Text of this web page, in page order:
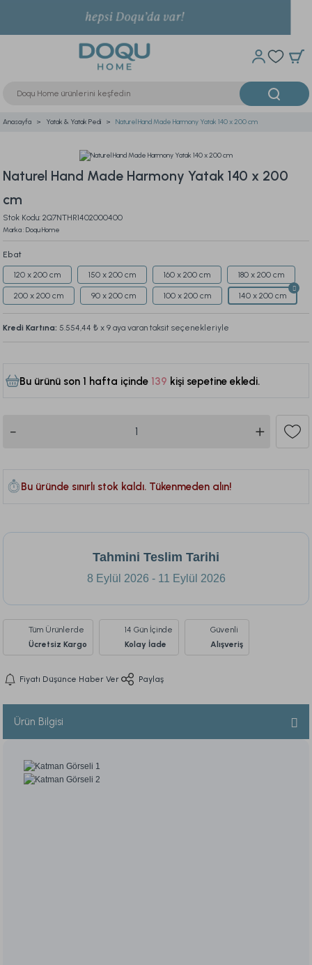
Anasayfa Yatak & Yatak Pedi Naturel Hand Made Harmony Yatak 140 x 200 cm
Naturel Hand Made Harmony Yatak 140 x 200
cm
Stok Kodu: 2Q7NTHR1402000400
Marka : Doqu Home
Ebat
120 x 200 cm 150 x 200 cm 160 x 200 cm 180 x 200 cm
200 x 200 cm 90 x 200 cm 100 x 200 cm 140 x 200 cm
Kredi Kartına: 5.554,44 ₺ x 9 aya varan taksit seçenekleriyle
Bu ürünü son 1 hafta içinde 139 kişi sepetine ekledi.
Bu üründe sınırlı stok kaldı. Tükenmeden alın!
Tahmini Teslim Tarihi
8 Eylül 2026 - 11 Eylül 2026
Tüm Ürünlerde
Ücretsiz Kargo
14 Gün İçinde
Kolay İade
Güvenli
Alışveriş
Fiyatı Düşünce Haber Ver Paylaş
Ürün Bilgisi